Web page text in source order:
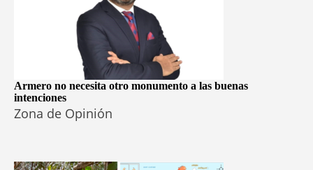
Armero no necesita otro monumento a las buenas
intenciones
Zona de Opinión